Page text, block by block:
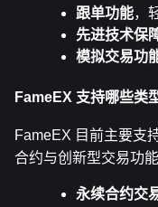
跟单功能，
先进技术保
模拟交易功
FameEX 支持哪些类
FameEX 目前主要支
合约与创新型交易功
永续合约交